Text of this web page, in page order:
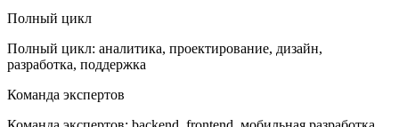
Полный цикл
Полный цикл: аналитика, проектирование, дизайн,
разработка, поддержка
Команда экспертов